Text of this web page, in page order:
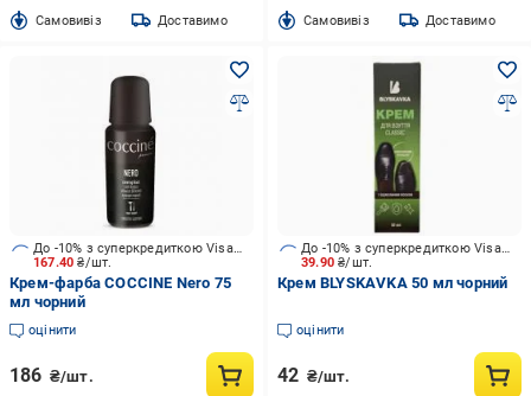
Cамовивіз Доставимо Cамовивіз Доставимо
167.40₴/шт.
До -10% з суперкредиткою Visa Вигода
Крем-фарба COCCINE Nero 75
мл чорний
оцінити
186 ₴/шт.
39.90₴/шт.
До -10% з суперкредиткою Visa Вигода
Крем BLYSKAVKA 50 мл чорний
оцінити
42 ₴/шт.